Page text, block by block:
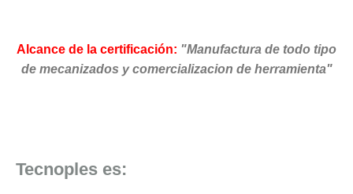
Alcance de la certificación: "Manufactura de todo tipo
de mecanizados y comercializacion de herramienta"
Tecnoples es: